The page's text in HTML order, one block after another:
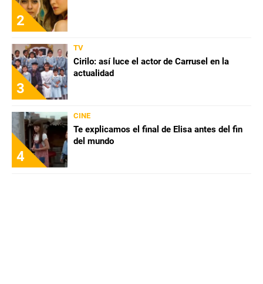
2
3
TV
Cirilo: así luce el actor de Carrusel en la
actualidad
4
CINE
Te explicamos el final de Elisa antes del fin
del mundo